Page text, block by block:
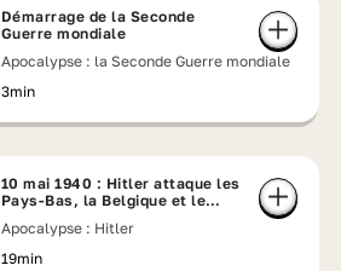
Démarrage de la Seconde
Guerre mondiale
Apocalypse : la Seconde Guerre mondiale
3min
10 mai 1940 : Hitler attaque les
Pays-Bas, la Belgique et le
Apocalypse : Hitler
19min